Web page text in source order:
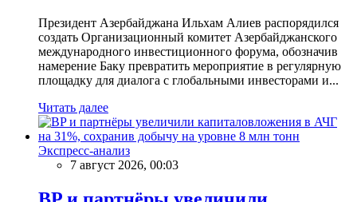
Президент Азербайджана Ильхам Алиев распорядился
создать Организационный комитет Азербайджанского
международного инвестиционного форума, обозначив
намерение Баку превратить мероприятие в регулярную
площадку для диалога с глобальными инвесторами и...
Читать далее
Экспресс-анализ
7 август 2026, 00:03